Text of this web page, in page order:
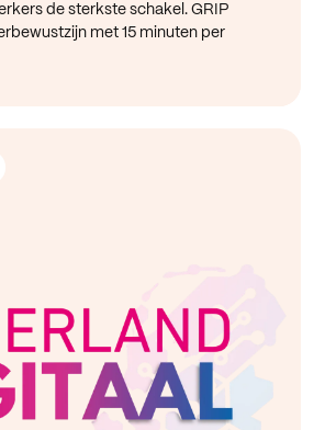
de sterkste schakel. GRIP
met 15 minuten per